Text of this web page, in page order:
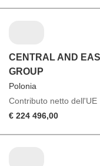
CENTRAL AND
GROUP
Polonia
Contributo netto dell'UE
€ 224 496,00